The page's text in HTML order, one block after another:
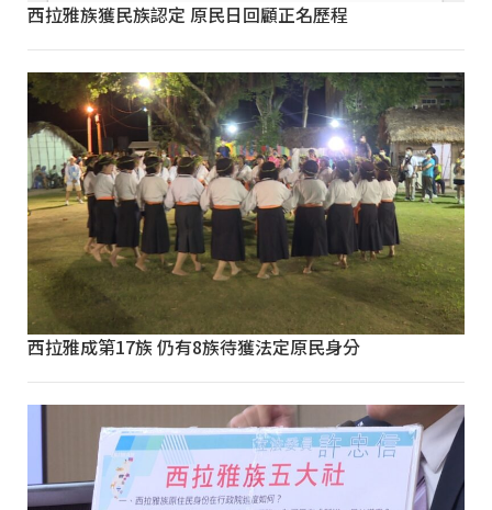
西拉雅族獲民族認定 原民日回顧正名歷程
西拉雅成第17族 仍有8族待獲法定原民身分